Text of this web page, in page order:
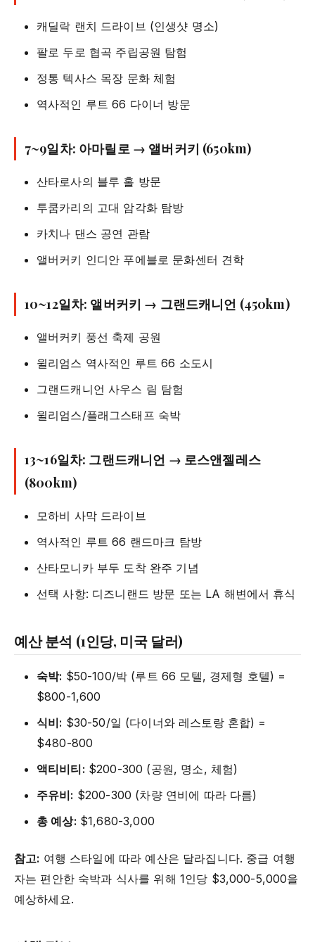
캐딜락 랜치 드라이브 (인생샷 명소)
팔로 두로 협곡 주립공원 탐험
정통 텍사스 목장 문화 체험
역사적인 루트 66 다이너 방문
7~9일차: 아마릴로 → 앨버커키 (650km)
산타로사의 블루 홀 방문
투쿰카리의 고대 암각화 탐방
카치나 댄스 공연 관람
앨버커키 인디안 푸에블로 문화센터 견학
10~12일차: 앨버커키 → 그랜드캐니언 (450km)
앨버커키 풍선 축제 공원
윌리엄스 역사적인 루트 66 소도시
그랜드캐니언 사우스 림 탐험
윌리엄스/플래그스태프 숙박
13~16일차: 그랜드캐니언 → 로스앤젤레스
(800km)
모하비 사막 드라이브
역사적인 루트 66 랜드마크 탐방
산타모니카 부두 도착 완주 기념
선택 사항: 디즈니랜드 방문 또는 LA 해변에서 휴식
예산 분석 (1인당, 미국 달러)
숙박: $50-100/박 (루트 66 모텔, 경제형 호텔) =
$800-1,600
식비: $30-50/일 (다이너와 레스토랑 혼합) =
$480-800
액티비티: $200-300 (공원, 명소, 체험)
주유비: $200-300 (차량 연비에 따라 다름)
총 예상: $1,680-3,000
참고: 여행 스타일에 따라 예산은 달라집니다. 중급 여행
자는 편안한 숙박과 식사를 위해 1인당 $3,000-5,000을
예상하세요.